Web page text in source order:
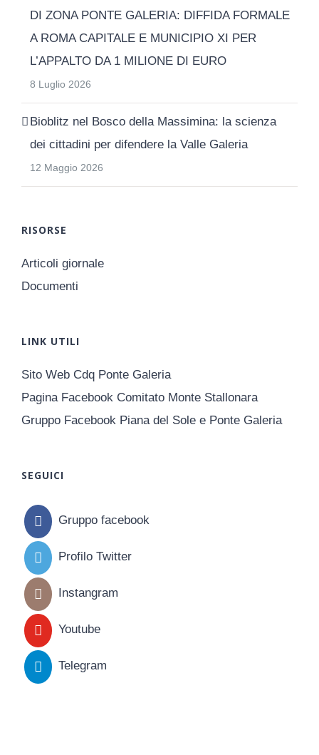
DI ZONA PONTE GALERIA: DIFFIDA FORMALE
A ROMA CAPITALE E MUNICIPIO XI PER
L’APPALTO DA 1 MILIONE DI EURO
8 Luglio 2026
Bioblitz nel Bosco della Massimina: la scienza
dei cittadini per difendere la Valle Galeria
12 Maggio 2026
RISORSE
Articoli giornale
Documenti
LINK UTILI
Sito Web Cdq Ponte Galeria
Pagina Facebook Comitato Monte Stallonara
Gruppo Facebook Piana del Sole e Ponte Galeria
SEGUICI
Gruppo facebook
Profilo Twitter
Instangram
Youtube
Telegram